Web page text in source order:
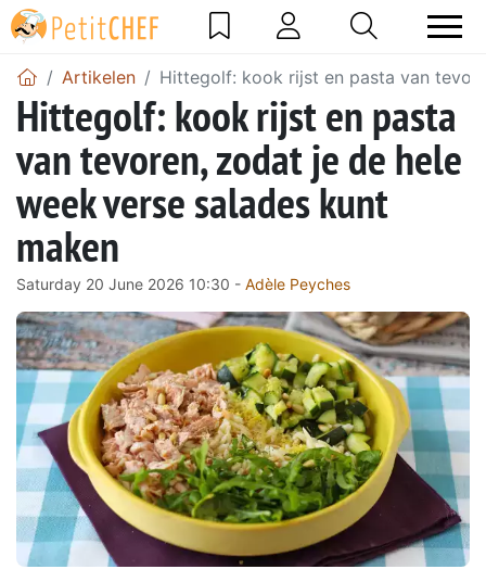
Artikelen Hittegolf: kook rijst en pasta van
Hittegolf: kook rijst en pasta
van tevoren, zodat je de hele
week verse salades kunt
maken
Saturday 20 June 2026 10:30 - Adèle Peyches